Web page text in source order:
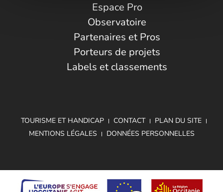
Espace Pro
Observatoire
Partenaires et Pros
Porteurs de projets
Labels et classements
TOURISME ET HANDICAP CONTACT
PLAN DU SITE
MENTIONS LÉGALES
DONNÉES PERSONNELLES